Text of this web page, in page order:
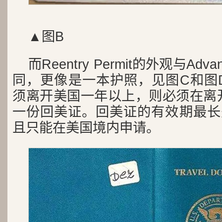
▲图B
而Reentry Permit的外观与
同，更像是一本护照，见图C和
须离开美国一年以上，则必须在
一份回美证。回美证的有效期最
且只能在美国境内申请。